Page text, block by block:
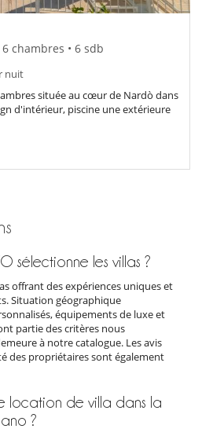
chambres • 6 sdb
nuit
située au cœur de Nardò dans
d'intérieur, piscine une extérieure
sélectionne les villas ?
offrant des expériences uniques et
Situation géographique
équipements de luxe et
partie des critères nous
à notre catalogue. Les avis
des propriétaires sont également
location de villa dans la
?